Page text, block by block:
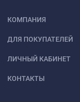
КОМПАНИЯ
ДЛЯ ПОКУПАТЕЛЕЙ
ЛИЧНЫЙ КАБИНЕТ
КОНТАКТЫ